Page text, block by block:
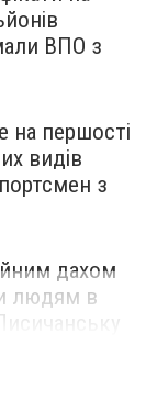
ВПО з
на першості
видів
з
дахом
людям в